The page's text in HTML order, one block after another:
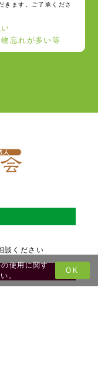
使用に関す
。
OK
きます。ご了承くださ
忘れが多い等
談ください
ー